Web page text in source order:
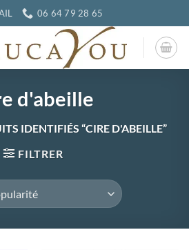
06 64 79 28 65
d'abeille
IDENTIFIÉS “CIRE D'ABEILLE”
FILTRER